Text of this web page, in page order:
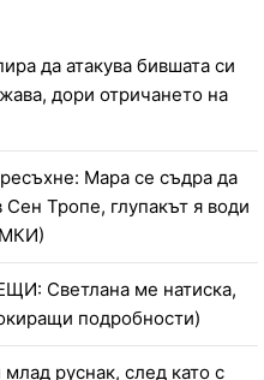
да атакува бившата си
дори отричането на
Мара се съдра да
Тропе, глупакът я води
Светлана ме натиска,
подробности)
руснак, след като с